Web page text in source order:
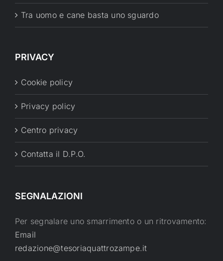
Tra uomo e cane basta uno sguardo
PRIVACY
Cookie policy
Privacy policy
Centro privacy
Contatta il D.P.O.
SEGNALAZIONI
Per segnalare uno smarrimento o un ritrovamento:
Email
redazione@tesoriaquattrozampe.it